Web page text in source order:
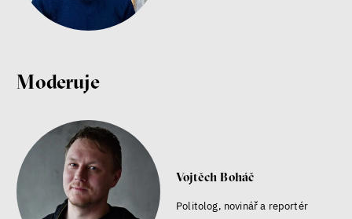
Moderuje
Vojtěch Boháč
Politolog, novinář a reportér